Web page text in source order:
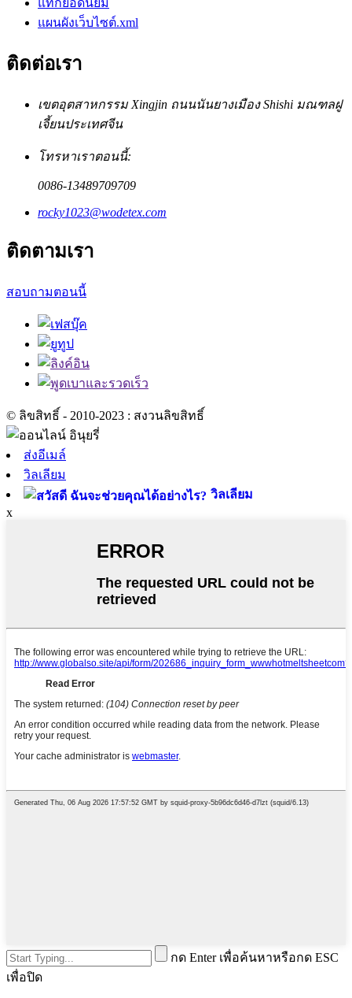
แท็กยอดนิยม
แผนผังเว็บไซต์.xml
ติดต่อเรา
เขตอุตสาหกรรม Xingjin ถนนนันยางเมือง Shishi มณฑลฝู
เจี้ยนประเทศจีน
โทรหาเราตอนนี้:
0086-13489709709
rocky1023@wodetex.com
ติดตามเรา
สอบถามตอนนี้
© ลิขสิทธิ์ - 2010-2023 : สงวนลิขสิทธิ์
ส่งอีเมล์
วิลเลียม
วิลเลียม
x
กด Enter เพื่อค้นหาหรือกด ESC
เพื่อปิด